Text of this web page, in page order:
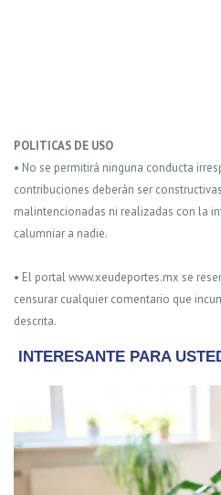
POLITICAS DE USO
• No se permitirá ninguna conducta
contribuciones deberán ser
malintencionadas ni realizadas con la
calumniar a nadie.
• El portal www.xeudeportes.mx se
censurar cualquier comentario que
descrita.